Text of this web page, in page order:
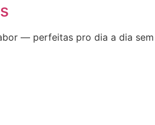
— perfeitas pro dia a dia